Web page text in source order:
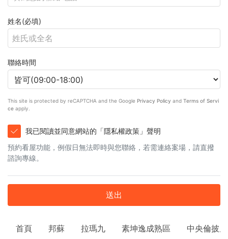
姓名(必填)
聯絡時間
This site is protected by reCAPTCHA and the Google Privacy Policy and Terms of Servi
ce apply.
我已閱讀並同意網站的「隱私權政策」聲明
預約看屋功能，例假日無法即時與您聯絡，若需連絡案場，請直撥
諮詢專線。
送出
首頁 邦蘇 拉瑪九 素坤逸成熟區 中央倫披尼